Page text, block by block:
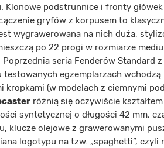
Klonowe podstrunnice i fronty
gryfów z korpusem to
wygrawerowana na nich duża,
po 22 progi w rozmiarze
seria Fenderów Standard
testowanych egzemplarzach
kropkami (w modelach z ciemnymi
różnią się oczywiście
syntetycznej o długości 42 mm,
klucze olejowe z grawerowanymi
logotypu na tzw. „spaghetti”,